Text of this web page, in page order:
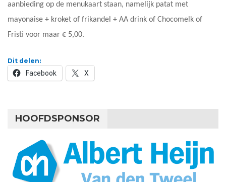
aanbieding op de menukaart staan, namelijk patat met
mayonaise + kroket of frikandel + AA drink of Chocomelk of
Fristi voor maar € 5,00.
Dit delen:
Facebook X
HOOFDSPONSOR